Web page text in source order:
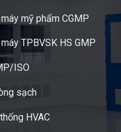
mỹ phẩm CGMP
TPBVSK HS GMP
ISO
sạch
HVAC